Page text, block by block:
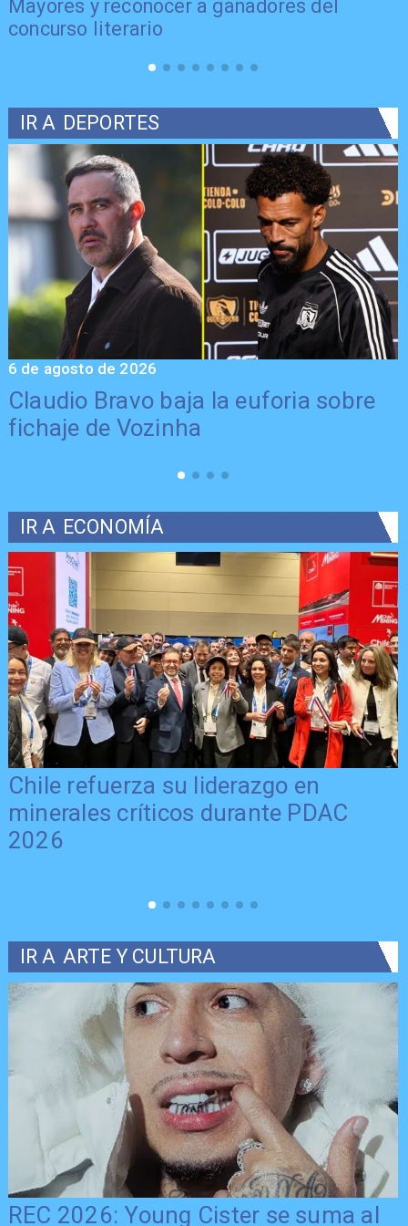
Mayores y reconocer a ganadores del
concurso literario
IR A DEPORTES
Claudio Bravo baja la euforia sobre
fichaje de Vozinha
6 de agosto de 2026
IR A ECONOMÍA
Chile refuerza su liderazgo en
minerales críticos durante PDAC
2026
IR A ARTE Y CULTURA
REC 2026: Young Cister se suma al